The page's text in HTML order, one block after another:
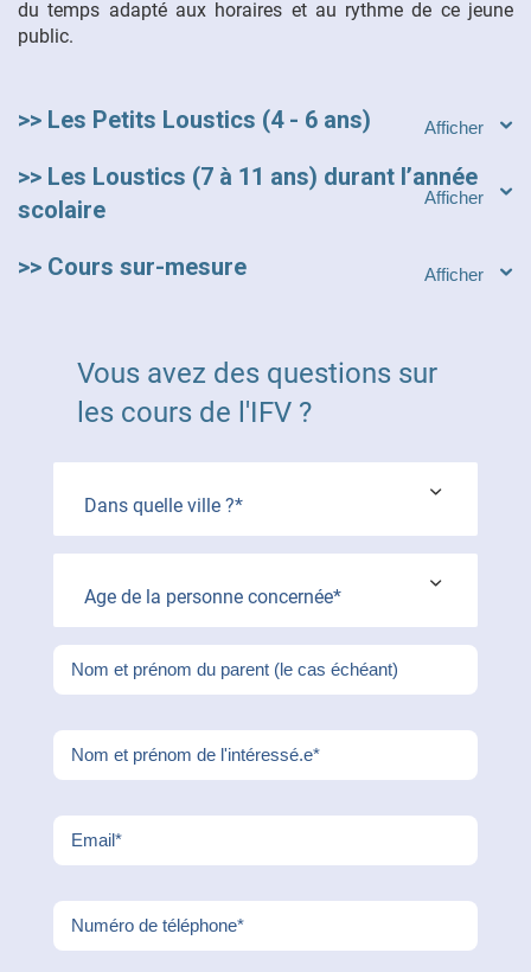
du temps adapté aux horaires et au rythme de ce jeune
public.
>> Les Petits Loustics (4 - 6 ans)
>> Les Loustics (7 à 11 ans) durant l’année
scolaire
>> Cours sur-mesure
Vous avez des questions sur
les cours de l'IFV ?
Dans quelle ville ?*
Age de la personne concernée*